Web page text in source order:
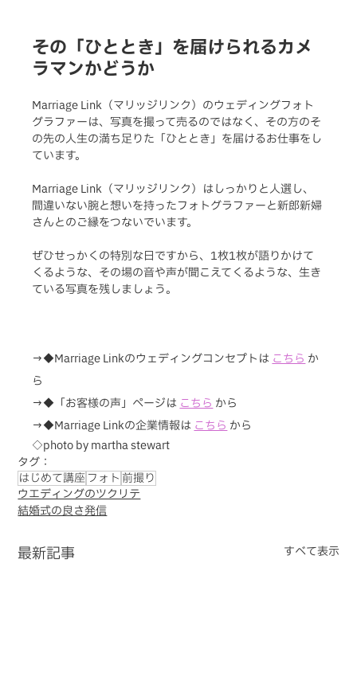
その「ひととき」を届けられるカメ
ラマンかどうか
Marriage Link（マリッジリンク）のウェディングフォト
グラファーは、写真を撮って売るのではなく、その方のそ
の先の人生の満ち足りた「ひととき」を届けるお仕事をし
ています。
Marriage Link（マリッジリンク）はしっかりと人選し、
間違いない腕と想いを持ったフォトグラファーと新郎新婦
さんとのご縁をつないでいます。
ぜひせっかくの特別な日ですから、1枚1枚が語りかけて
くるような、その場の音や声が聞こえてくるような、生き
ている写真を残しましょう。
→◆Marriage Linkのウェディングコンセプトはこちらか
ら
→◆「お客様の声」ページは こちらから
→◆Marriage Linkの企業情報は こちら から
◇photo by martha stewart
タグ：
はじめて講座フォト 前撮り
ウエディングのツクリテ
結婚式の良さ発信
最新記事 すべて表示